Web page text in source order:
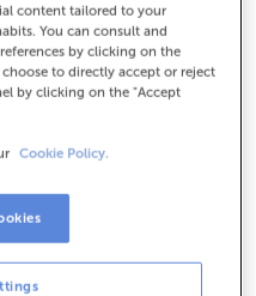
content tailored to your
You can consult and
by clicking on the
to directly accept or reject
by clicking on the "Accept
Cookie Policy.